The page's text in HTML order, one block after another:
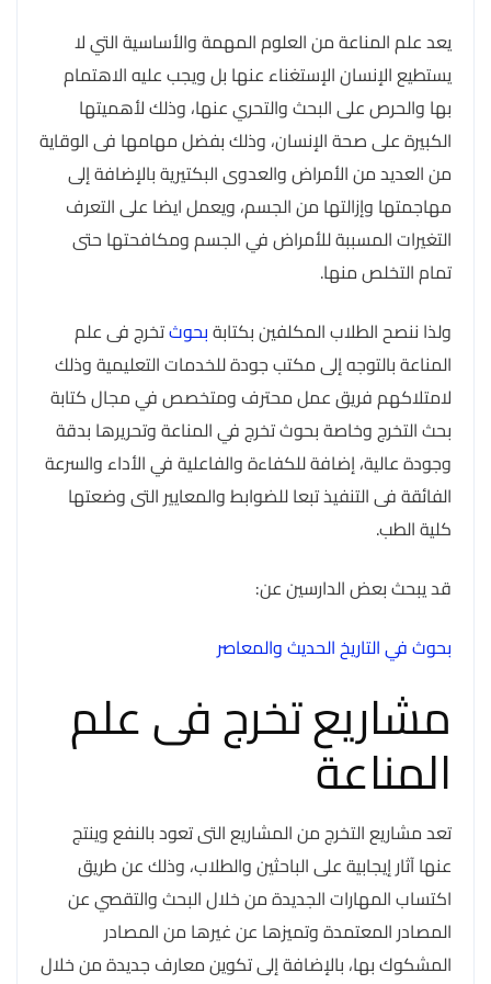
يعد علم المناعة من العلوم المهمة والأساسية التي لا
يستطيع الإنسان الإستغناء عنها بل ويجب عليه الاهتمام
بها والحرص على البحث والتحري عنها، وذلك لأهميتها
الكبيرة على صحة الإنسان، وذلك بفضل مهامها فى الوقاية
من العديد من الأمراض والعدوى البكتيرية بالإضافة إلى
مهاجمتها وإزالتها من الجسم، ويعمل ايضا على التعرف
التغيرات المسببة للأمراض في الجسم ومكافحتها حتى
تمام التخلص منها.
ولذا ننصح الطلاب المكلفين بكتابةبحوثتخرج فى علم
المناعة بالتوجه إلى مكتب جودة للخدمات التعليمية وذلك
لامتلاكهم فريق عمل محترف ومتخصص في مجال كتابة
بحث التخرج وخاصة بحوث تخرج في المناعة وتحريرها بدقة
وجودة عالية، إضافة للكفاءة والفاعلية في الأداء والسرعة
الفائقة فى التنفيذ تبعا للضوابط والمعايير التى وضعتها
كلية الطب.
قد يبحث بعض الدارسين عن:
بحوث في التاريخ الحديث والمعاصر
مشاريع تخرج فى علم
المناعة
تعد مشاريع التخرج من المشاريع التى تعود بالنفع وينتج
عنها آثار إيجابية على الباحثين والطلاب، وذلك عن طريق
اكتساب المهارات الجديدة من خلال البحث والتقصي عن
المصادر المعتمدة وتميزها عن غيرها من المصادر
المشكوك بها، بالإضافة إلى تكوين معارف جديدة من خلال